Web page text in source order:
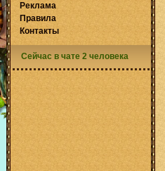
Реклама
Правила
Контакты
Сейчас в чате 2 человека